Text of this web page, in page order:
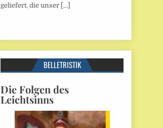
geliefert, die unser […]
BELLETRISTIK
Die Folgen des
Leichtsinns